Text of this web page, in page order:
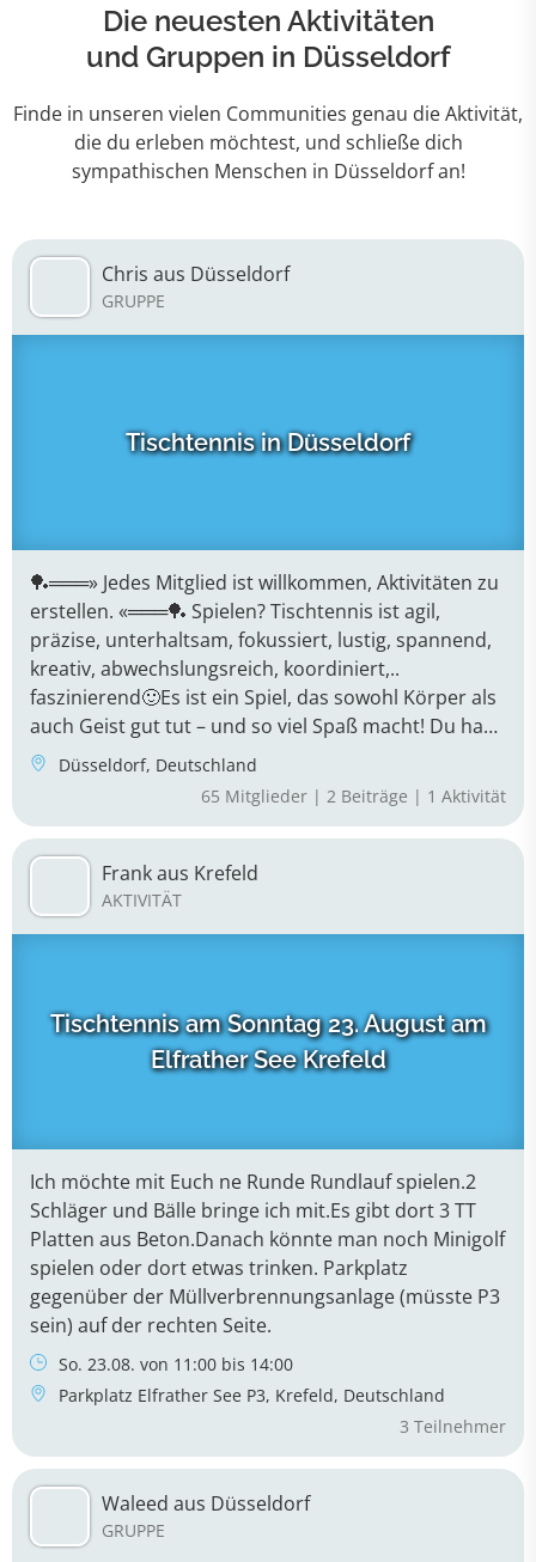
Die neuesten Aktivitäten
und Gruppen in Düsseldorf
Finde in unseren vielen Communities genau die Aktivität,
die du erleben möchtest, und schließe dich
sympathischen Menschen in Düsseldorf an!